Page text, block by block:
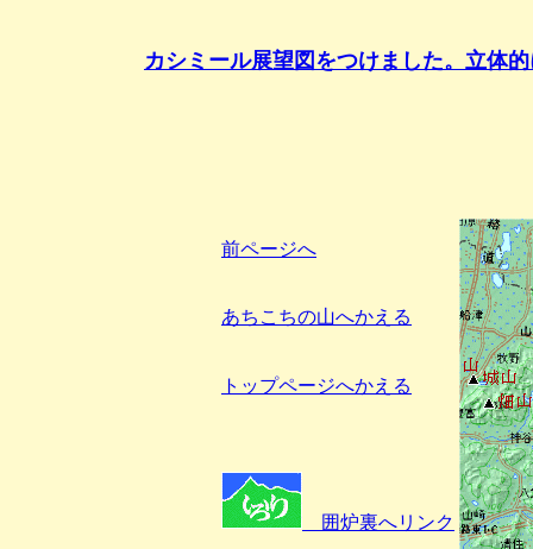
カシミール展望図をつけました。立体
前ページへ
あちこちの山へかえる
トップページへかえる
囲炉裏へリンク